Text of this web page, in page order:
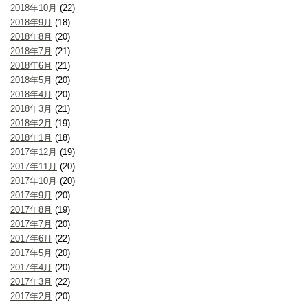
2018年10月 (22)
2018年9月 (18)
2018年8月 (20)
2018年7月 (21)
2018年6月 (21)
2018年5月 (20)
2018年4月 (20)
2018年3月 (21)
2018年2月 (19)
2018年1月 (18)
2017年12月 (19)
2017年11月 (20)
2017年10月 (20)
2017年9月 (20)
2017年8月 (19)
2017年7月 (20)
2017年6月 (22)
2017年5月 (20)
2017年4月 (20)
2017年3月 (22)
2017年2月 (20)